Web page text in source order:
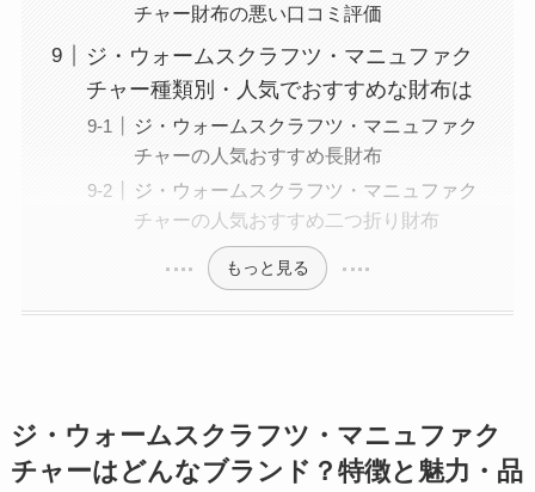
チャー財布の悪い口コミ評価
ジ・ウォームスクラフツ・マニュファク
チャー種類別・人気でおすすめな財布は
ジ・ウォームスクラフツ・マニュファク
チャーの人気おすすめ長財布
ジ・ウォームスクラフツ・マニュファク
チャーの人気おすすめ二つ折り財布
もっと見る
ジ・ウォームスクラフツ・マニュファク
チャーはどんなブランド？特徴と魅力・品